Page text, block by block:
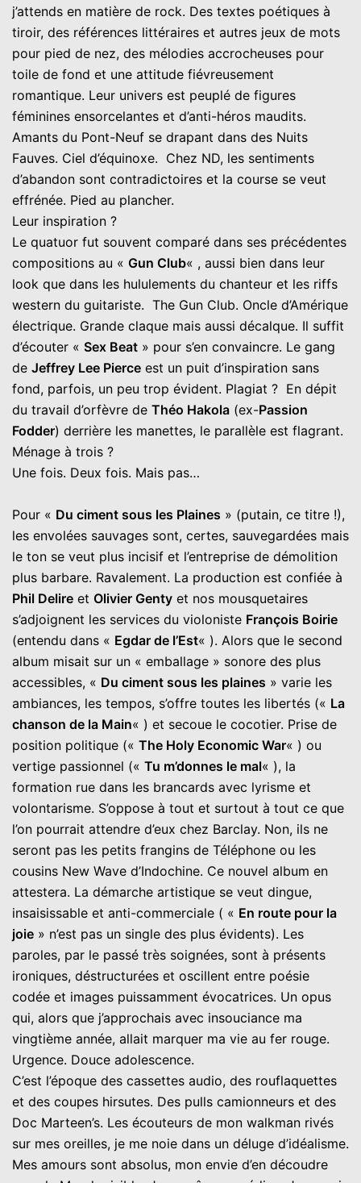
j’attends en matière de rock. Des textes poétiques à
tiroir, des références littéraires et autres jeux de mots
pour pied de nez, des mélodies accrocheuses pour
toile de fond et une attitude fiévreusement
romantique. Leur univers est peuplé de figures
féminines ensorcelantes et d’anti-héros maudits.
Amants du Pont-Neuf se drapant dans des Nuits
Fauves. Ciel d’équinoxe. Chez ND, les sentiments
d’abandon sont contradictoires et la course se veut
effrénée. Pied au plancher.
Leur inspiration ?
Le quatuor fut souvent comparé dans ses précédentes
compositions au « Gun Club« , aussi bien dans leur
look que dans les hululements du chanteur et les riffs
western du guitariste. The Gun Club. Oncle d’Amérique
électrique. Grande claque mais aussi décalque. Il suffit
d’écouter « Sex Beat » pour s’en convaincre. Le gang
de Jeffrey Lee Pierce est un puit d’inspiration sans
fond, parfois, un peu trop évident. Plagiat ? En dépit
du travail d’orfèvre de Théo Hakola (ex-Passion
Fodder) derrière les manettes, le parallèle est flagrant.
Ménage à trois ?
Une fois. Deux fois. Mais pas…
Pour « Du ciment sous les Plaines » (putain, ce titre !),
les envolées sauvages sont, certes, sauvegardées mais
le ton se veut plus incisif et l’entreprise de démolition
plus barbare. Ravalement. La production est confiée à
Phil Delire et Olivier Genty et nos mousquetaires
s’adjoignent les services du violoniste François Boirie
(entendu dans « Egdar de l’Est« ). Alors que le second
album misait sur un « emballage » sonore des plus
accessibles, « Du ciment sous les plaines » varie les
ambiances, les tempos, s’offre toutes les libertés (« La
chanson de la Main« ) et secoue le cocotier. Prise de
position politique (« The Holy Economic War« ) ou
vertige passionnel (« Tu m’donnes le mal« ), la
formation rue dans les brancards avec lyrisme et
volontarisme. S’oppose à tout et surtout à tout ce que
l’on pourrait attendre d’eux chez Barclay. Non, ils ne
seront pas les petits frangins de Téléphone ou les
cousins New Wave d’Indochine. Ce nouvel album en
attestera. La démarche artistique se veut dingue,
insaisissable et anti-commerciale ( « En route pour la
joie » n’est pas un single des plus évidents). Les
paroles, par le passé très soignées, sont à présents
ironiques, déstructurées et oscillent entre poésie
codée et images puissamment évocatrices. Un opus
qui, alors que j’approchais avec insouciance ma
vingtième année, allait marquer ma vie au fer rouge.
Urgence. Douce adolescence.
C’est l’époque des cassettes audio, des rouflaquettes
et des coupes hirsutes. Des pulls camionneurs et des
Doc Marteen’s. Les écouteurs de mon walkman rivés
sur mes oreilles, je me noie dans un déluge d’idéalisme.
Mes amours sont absolus, mon envie d’en découdre